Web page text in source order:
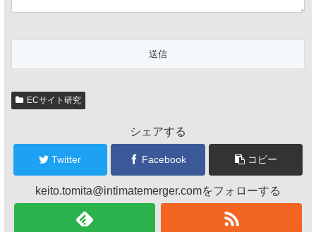
ECサイト研究
シェアする
Twitter Facebook コピー
keito.tomita@intimatemerger.comをフォローする